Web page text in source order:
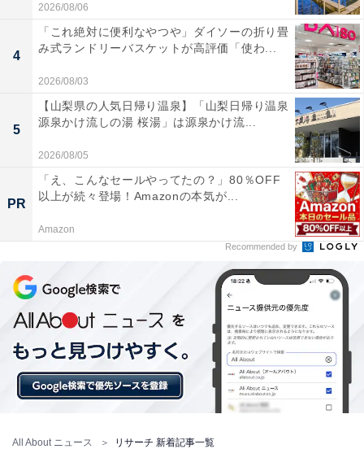
All About ニュース リサーチ 新着記事一覧
2026/08/06
4
「これ絶対に便利なやつや」ダイソーの折り畳
み式ランドリーバスケットが高評価「使わ...
2026/08/03
5
【山梨県の人気日帰り温泉】「山梨日帰り温泉
源泉かけ流しの湯 桜湯」は源泉かけ流...
2026/08/05
PR
「え、こんなセールやってたの？」80％OFF
以上が続々登場！Amazonの本気が...
Amazon
Recommended by